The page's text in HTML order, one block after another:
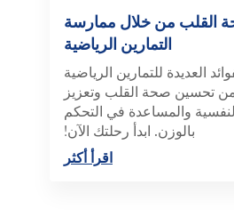
القلب من خلال ممارسة
التمارين الرياضية
العديدة للتمارين الرياضية
من تحسين صحة القلب وتعزيز
والمساعدة في التحكم
بالوزن. ابدأ رحلتك الآن!
اقرأ أكثر